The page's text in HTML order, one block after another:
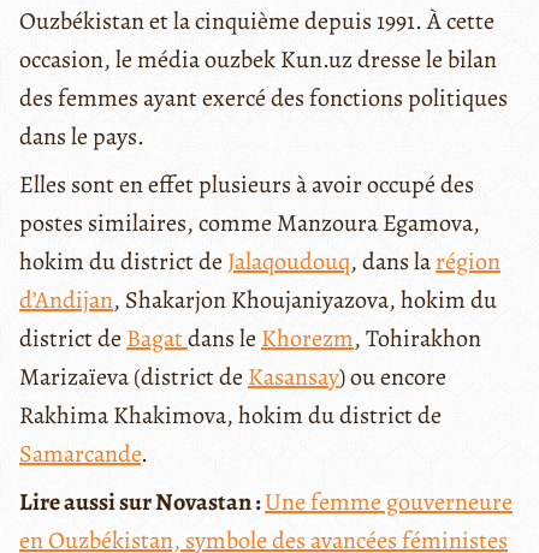
Ouzbékistan et la cinquième depuis 1991. À cette
occasion, le média ouzbek Kun.uz dresse le bilan
des femmes ayant exercé des fonctions politiques
dans le pays.
Elles sont en effet plusieurs à avoir occupé des
postes similaires, comme Manzoura Egamova,
hokim du district de Jalaqoudouq, dans larégion
d’Andijan, Shakarjon Khoujaniyazova, hokim du
district deBagatdans le Khorezm, Tohirakhon
Marizaïeva (district de Kasansay) ou encore
Rakhima Khakimova, hokim du district de
Samarcande.
Lire aussi sur Novastan :Une femme gouverneure
en Ouzbékistan, symbole des avancées féministes